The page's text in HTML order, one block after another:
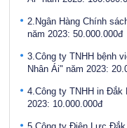
2.Ngân Hàng Chính
năm 2023: 50.000.000đ
3.Công ty TNHH bệnh
Nhân Ái" năm 2023:
4.Công ty TNHH in Đắk
2023: 10.000.000đ
5.Công ty Điện Lực Đắk
Ông Hoàng Đức Hạnh -